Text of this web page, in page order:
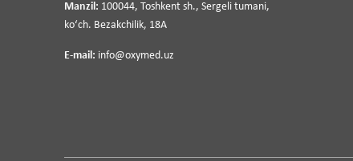
Manzil: 100044, Toshkent sh., Sergeli tumani,
koʻch. Bezakchilik, 18A
E-mail: info@oxymed.uz